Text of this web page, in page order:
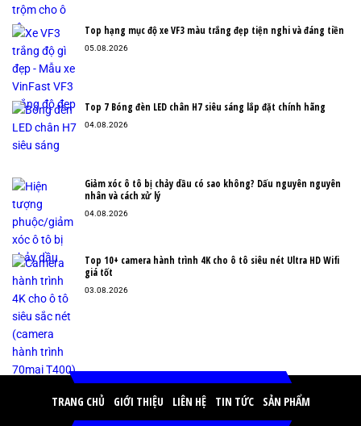
Top hạng mục độ xe VF3 màu trắng đẹp tiện nghi và đáng tiền
05.08.2026
Top 7 Bóng đèn LED chân H7 siêu sáng lắp đặt chính hãng
04.08.2026
Giảm xóc ô tô bị chảy dầu có sao không? Dấu nguyên nguyên
nhân và cách xử lý
04.08.2026
Top 10+ camera hành trình 4K cho ô tô siêu nét Ultra HD Wifi
giá tốt
03.08.2026
TRANG CHỦ GIỚI THIỆU LIÊN HỆ TIN TỨC SẢN PHẨM